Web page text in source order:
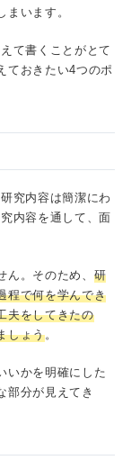
います。
て書くことがとて
ておきたい4つのポ
究内容は簡潔にわ
内容を通して、面
。そのため、 研
程で何を学んでき
夫をしてきたの
しょう。
いかを明確にした
部分が見えてき